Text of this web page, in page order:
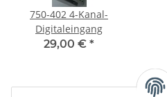
750-402 4-Kanal-
Digitaleingang
29,00 € *